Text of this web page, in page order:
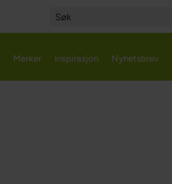
Merker Inspirasjon Nyhetsbrev